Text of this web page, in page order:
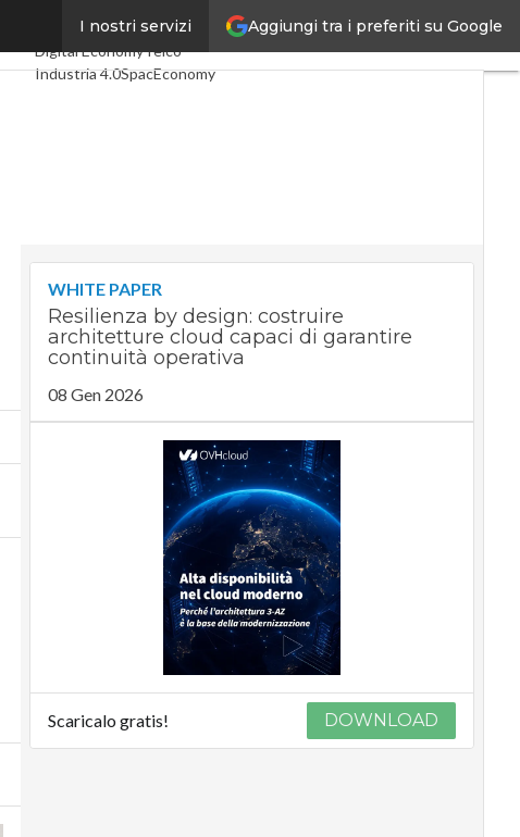
Aggiungi tra i preferiti su Google
I nostri servizi
Ultimi articoli
Digital EconomyTelco
Industria 4.0SpacEconomy
WHITE PAPER
Resilienza by design: costruire
architetture cloud capaci di garantire
continuità operativa
08 Gen 2026
Scaricalo gratis! DOWNLOAD